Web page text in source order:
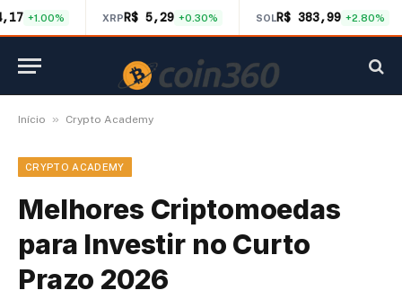
+1.00% XRPR$ 5,29 +0.30% SOLR$ 383,99 +2.80%
Início » Crypto Academy
CRYPTO ACADEMY
Melhores Criptomoedas
para Investir no Curto
Prazo 2026